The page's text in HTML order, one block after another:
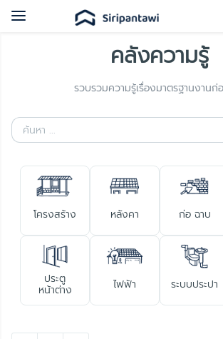
Toggle
คลังความรู้
รวบรวมความรู้เรื่องมาตรฐานงานก่
โครงสร้าง หลังคา ก่อ ฉาบ
ประตู
หน้าต่าง ไฟฟ้า ระบบประปา